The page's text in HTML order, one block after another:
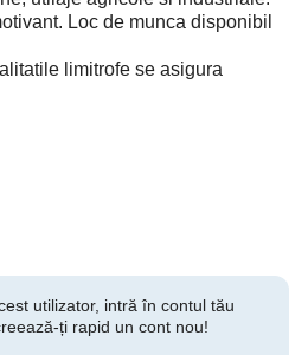
Loc de munca disponibil
limitrofe se asigura
utilizator, intră în contul tău
ți rapid un cont nou!